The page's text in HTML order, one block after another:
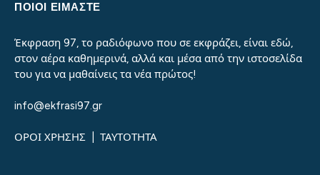
ΠΟΙΟΙ ΕΙΜΑΣΤΕ
Έκφραση 97, το ραδιόφωνο που σε εκφράζει, είναι εδώ,
στον αέρα καθημερινά, αλλά και μέσα από την ιστοσελίδα
του για να μαθαίνεις τα νέα πρώτος!
info@ekfrasi97.gr
ΟΡΟΙ ΧΡΗΣΗΣ ΤΑΥΤΟΤΗΤΑ